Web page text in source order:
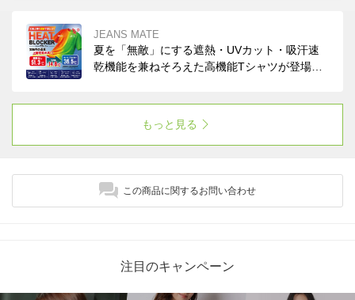
JEANS MATE
夏を「無敵」にする遮熱・UVカット・吸汗速
乾機能を兼ねそろえた高機能Tシャツが登場。
もっと見る
この商品に関するお問い合わせ
注目のキャンペーン